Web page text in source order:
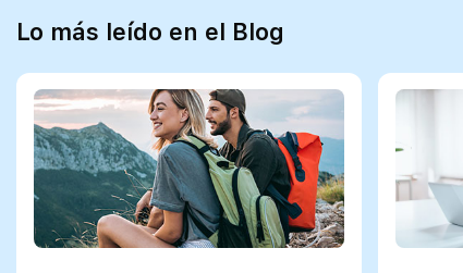
Lo más leído en el Blog